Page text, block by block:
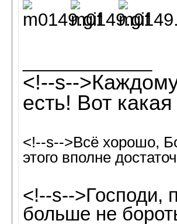
<!--s--
есть! Вот
<!--s-->Всё хорошо,
этого вполне
<!--s-->Господи,
больше не